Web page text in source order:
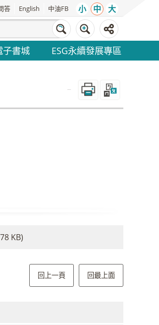
答 English 中油FB 小 中 大
子書城 ESG永續發展專區
KB)
回上一頁 回最上面